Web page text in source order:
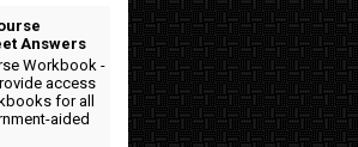
Answers
Workbook -
access
for all
aided